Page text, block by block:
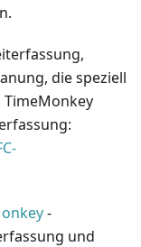
die speziell
-
und